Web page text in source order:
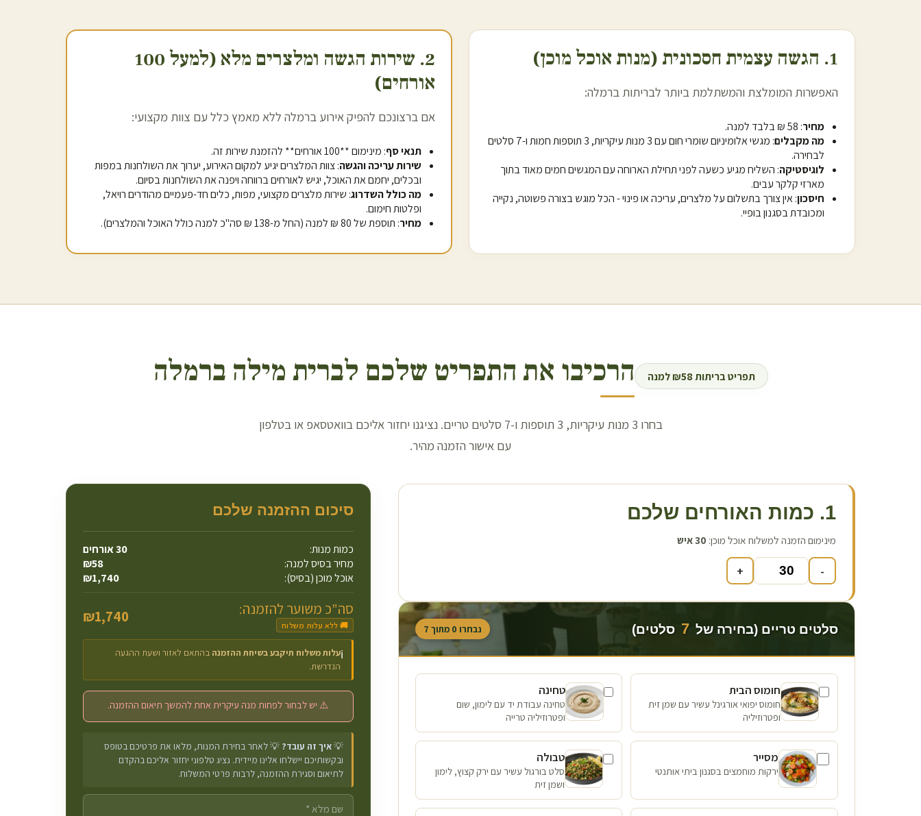
1. הגשה עצמית חסכונית (מנות אוכל מוכן)
האפשרות המומלצת והמשתלמת ביותר לבריתות ברמלה:
מחיר: 58 ₪ בלבד למנה.
מה מקבלים
: מגשי אלומיניום שומרי חום עם 3 מנות עיקריות, 3 תוספות חמות ו-7 סלטים
לבחירה.
לוגיסטיקה: השליח מגיע כשעה לפני תחילת הארוחה עם המגשים חמים מאוד בתוך
מארזי קלקר עבים.
חיסכון: אין צורך בתשלום על מלצרים, עריכה או פינוי - הכל מוגש בצורה פשוטה, נקייה
ומכובדת בסגנון בופיי.
2. שירות הגשה ומלצרים מלא (למעל 100
אורחים)
אם ברצונכם להפיק אירוע ברמלה ללא מאמץ כלל עם צוות מקצועי:
תנאי סף: מינימום **100 אורחים** להזמנת שירות זה.
שירות עריכה והגשה: צוות המלצרים יגיע למקום האירוע, יערוך את השולחנות במפות
ובכלים, יחמם את האוכל, יגיש לאורחים ברווחה ויפנה את השולחנות בסיום.
מה כולל השדרוג: שירות מלצרים מקצועי, מפות, כלים חד-פעמיים מהודרים רויאל,
ופלטות חימום.
מחיר: תוספת של 80 ₪ למנה (החל מ-138 ₪ סה"כ למנה כולל האוכל והמלצרים).
תפריט בריתות ₪58 למנה הרכיבו את התפריט שלכם לברית מילה ברמלה
בחרו 3 מנות עיקריות, 3 תוספות ו-7 סלטים טריים. נציגנו יחזור אליכם בוואטסאפ או בטלפון
עם אישור הזמנה מהיר.
1. כמות האורחים שלכם
מינימום הזמנה למשלוח אוכל מוכן: 30איש
-
+
סלטים טריים (בחירה של 7 סלטים) נבחרו 0 מתוך 7
חומוס הבית
חומוס יפואי אורגינל עשיר עם שמן זית
ופטרוזיליה
טחינה
טחינה עבודת יד עם לימון, שום
ופטרוזיליה טרייה
מסייר
ירקות מוחמצים בסגנון ביתי אותנטי
טבולה
סלט בורגול עשיר עם ירק קצוץ, לימון
ושמן זית
סיכום ההזמנה שלכם
כמות מנות: 30אורחים
מחיר בסיס למנה:
₪58
אוכל מוכן (בסיס):
₪1,740
סה"כ משוער להזמנה:
🚚 ללא עלות משלוח ₪1,740
ℹ️עלות משלוח תיקבע בשיחת ההזמנה בהתאם לאזור ושעת ההגעה
הנדרשת.
⚠️ יש לבחור לפחות מנה עיקרית אחת להמשך תיאום ההזמנה.
💡איך זה עובד? 💡 לאחר בחירת המנות, מלאו את פרטיכם בטופס
ובקשותיכם יישלחו אלינו מיידית. נציג טלפוני יחזור אליכם בהקדם
לתיאום וסגירת ההזמנה, לרבות פרטי המשלוח.